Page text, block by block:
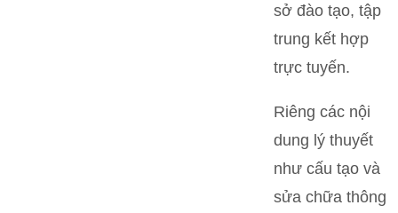
sở đào tạo, tập
trung kết hợp
trực tuyến.
Riêng các nội
dung lý thuyết
như cấu tạo và
sửa chữa thông